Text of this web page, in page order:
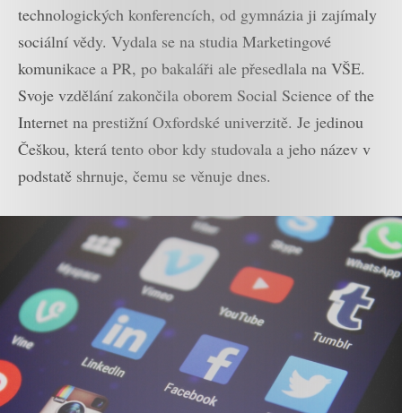
technologických konferencích, od gymnázia ji zajímaly
sociální vědy. Vydala se na studia Marketingové
komunikace a PR, po bakaláři ale přesedlala na VŠE.
Svoje vzdělání zakončila oborem Social Science of the
Internet na prestižní Oxfordské univerzitě. Je jedinou
Češkou, která tento obor kdy studovala a jeho název v
podstatě shrnuje, čemu se věnuje dnes.